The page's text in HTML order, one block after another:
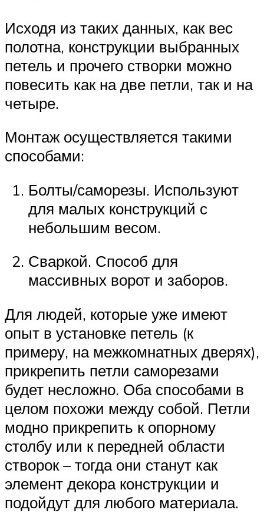
Исходя из таких данных, как вес
полотна, конструкции выбранных
петель и прочего створки можно
повесить как на две петли, так и на
четыре.
Монтаж осуществляется такими
способами:
Болты/саморезы. Используют
для малых конструкций с
небольшим весом.
Сваркой. Способ для
массивных ворот и заборов.
Для людей, которые уже имеют
опыт в установке петель (к
примеру, на межкомнатных дверях),
прикрепить петли саморезами
будет несложно. Оба способами в
целом похожи между собой. Петли
модно прикрепить к опорному
столбу или к передней области
створок – тогда они станут как
элемент декора конструкции и
подойдут для любого материала.